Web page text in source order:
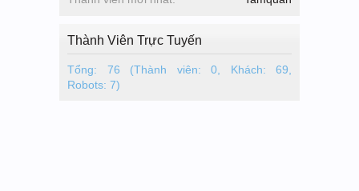
Thành Viên Trực Tuyến
Tổng: 76 (Thành viên: 0, Khách: 69,
Robots: 7)